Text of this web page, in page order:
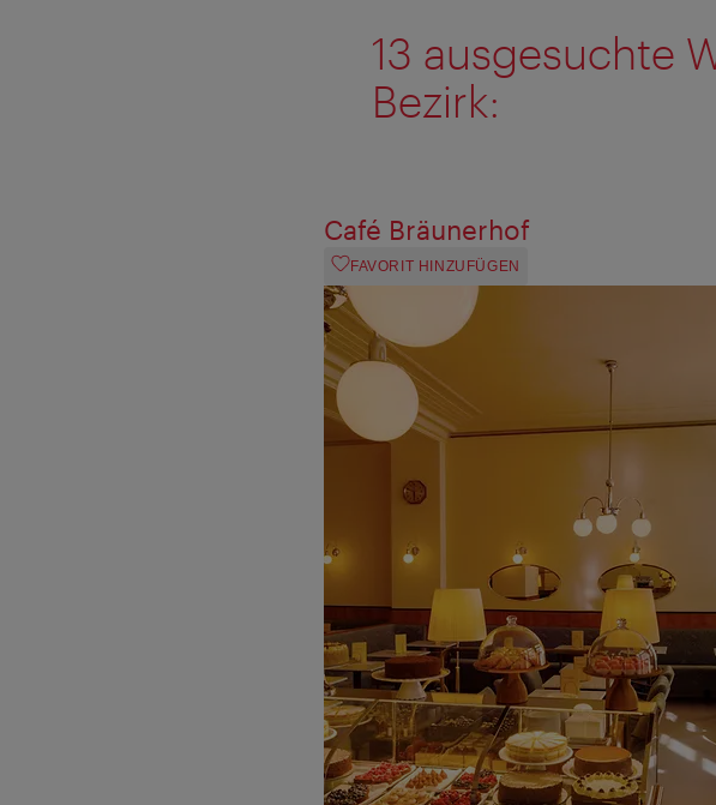
13 ausgesuchte
Bezirk:
Café Bräunerhof
FAVORIT HINZUFÜGEN